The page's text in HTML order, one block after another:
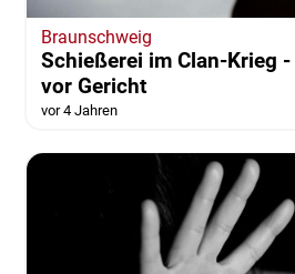
Braunschweig
Schießerei im Clan-Krieg
vor Gericht
vor 4 Jahren